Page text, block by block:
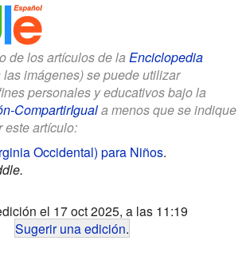
de los artículos de la Enciclopedia
imágenes) se puede utilizar
personales y educativos bajo la
CompartirIguala menos que se indique
este artículo:
Occidental) para Niños.
el 17 oct 2025, a las 11:19
Sugerir una edición.